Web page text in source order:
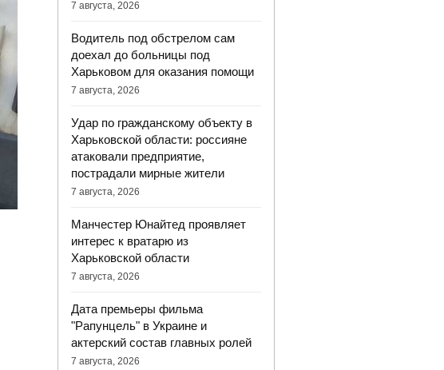
7 августа, 2026
Водитель под обстрелом сам
доехал до больницы под
Харьковом для оказания помощи
7 августа, 2026
Удар по гражданскому объекту в
Харьковской области: россияне
атаковали предприятие,
пострадали мирные жители
7 августа, 2026
Манчестер Юнайтед проявляет
интерес к вратарю из
Харьковской области
7 августа, 2026
Дата премьеры фильма
"Рапунцель" в Украине и
актерский состав главных ролей
7 августа, 2026